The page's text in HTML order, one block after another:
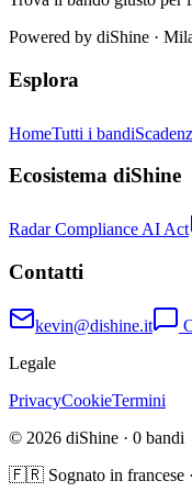
Powered by diShine ·
Esplora
HomeTutti i bandi
Ecosistema diShine
Radar Compliance AI Act
Contatti
kevin@dishine.it
Legale
PrivacyCookieTermini
© 2026 diShine · 0 bandi
🇫🇷 Sognato in francese